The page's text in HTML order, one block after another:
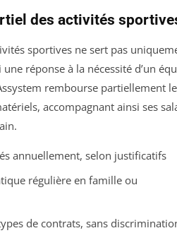
des activités
sportives ne sert pas
réponse à la nécessité d’un
rembourse partiellement
accompagnant ainsi ses
annuellement, selon justificatifs
régulière en famille ou
de contrats, sans